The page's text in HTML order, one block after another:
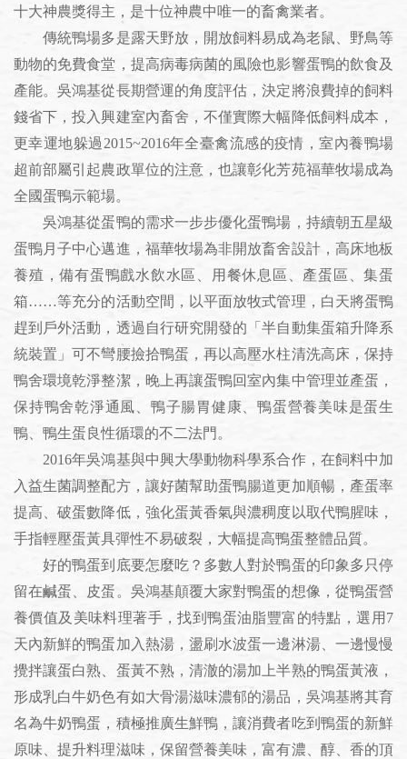
十大神農獎得主，是十位神農中唯一的畜禽業者。
傳統鴨場多是露天野放，開放飼料易成為老鼠、野鳥等
動物的免費食堂，提高病毒病菌的風險也影響蛋鴨的飲食及
產能。吳鴻基從長期營運的角度評估，決定將浪費掉的飼料
錢省下，投入興建室內畜舍，不僅實際大幅降低飼料成本，
更幸運地躲過2015~2016年全臺禽流感的疫情，室內養鴨場
超前部屬引起農政單位的注意，也讓彰化芳苑福華牧場成為
全國蛋鴨示範場。
吳鴻基從蛋鴨的需求一步步優化蛋鴨場，持續朝五星級
蛋鴨月子中心邁進，福華牧場為非開放畜舍設計，高床地板
養殖，備有蛋鴨戲水飲水區、用餐休息區、產蛋區、集蛋
箱……等充分的活動空間，以平面放牧式管理，白天將蛋鴨
趕到戶外活動，透過自行研究開發的「半自動集蛋箱升降系
統裝置」可不彎腰撿拾鴨蛋，再以高壓水柱清洗高床，保持
鴨舍環境乾淨整潔，晚上再讓蛋鴨回室內集中管理並產蛋，
保持鴨舍乾淨通風、鴨子腸胃健康、鴨蛋營養美味是蛋生
鴨、鴨生蛋良性循環的不二法門。
2016年吳鴻基與中興大學動物科學系合作，在飼料中加
入益生菌調整配方，讓好菌幫助蛋鴨腸道更加順暢，產蛋率
提高、破蛋數降低，強化蛋黃香氣與濃稠度以取代鴨腥味，
手指輕壓蛋黃具彈性不易破裂，大幅提高鴨蛋整體品質。
好的鴨蛋到底要怎麼吃？多數人對於鴨蛋的印象多只停
留在鹹蛋、皮蛋。吳鴻基顛覆大家對鴨蛋的想像，從鴨蛋營
養價值及美味料理著手，找到鴨蛋油脂豐富的特點，選用7
天內新鮮的鴨蛋加入熱湯，盪刷水波蛋一邊淋湯、一邊慢慢
攪拌讓蛋白熟、蛋黃不熟，清澈的湯加上半熟的鴨蛋黃液，
形成乳白牛奶色有如大骨湯滋味濃郁的湯品，吳鴻基將其育
名為牛奶鴨蛋，積極推廣生鮮鴨，讓消費者吃到鴨蛋的新鮮
原味、提升料理滋味，保留營養美味，富有濃、醇、香的頂